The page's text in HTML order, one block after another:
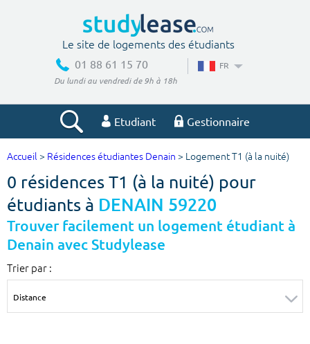
Le site de logements des étudiants
01 88 61 15 70
Du lundi au vendredi de 9h à 18h
FR
Etudiant Gestionnaire
Votre recherche
Ville, école
Accueil > Résidences étudiantes Denain > Logement T1 (à la nuité)
0 résidences T1 (à la nuité) pour
étudiants à DENAIN 59220
Trouver facilement un logement étudiant à
Denain avec Studylease
Trier par :